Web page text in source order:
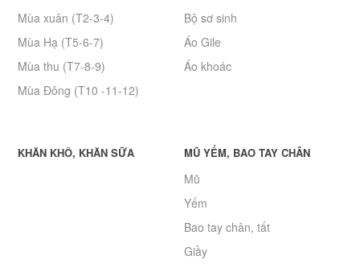
Mùa xuân (T2-3-4)
Mùa Hạ (T5-6-7)
Mùa thu (T7-8-9)
Mùa Đông (T10 -11-12)
Bộ sơ sinh
Áo Gile
Áo khoác
KHĂN KHÔ, KHĂN SỮA MŨ YẾM, BAO TAY CHÂN
Mũ
Yếm
Bao tay chân, tất
Giầy